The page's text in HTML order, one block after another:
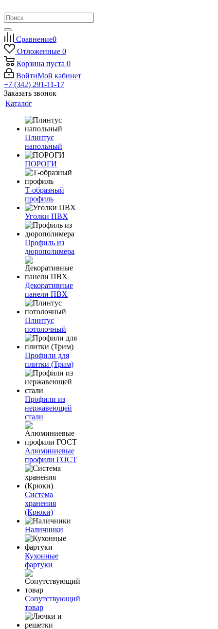
Сравнение0
Отложенные 0
Корзина пуста 0
ВойтиМой кабинет
+7 (342) 291-11-17
Заказать звонок
Каталог
Плинтус
напольный
ПОРОГИ
Т-образный
профиль
Уголки ПВХ
Профиль из
дюрополимера
Декоративные
панели ПВХ
Плинтус
потолочный
Профили для
плитки (Трим)
Профили из
нержавеющей
стали
Алюминиевые
профили ГОСТ
Система
хранения
(Крюки)
Наличники
Кухонные
фартуки
Сопутствующий
товар